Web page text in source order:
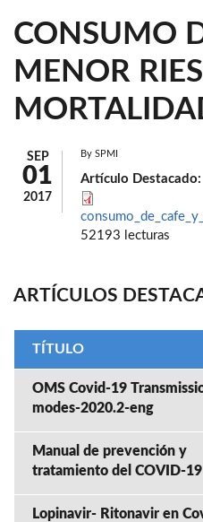
CONSUMO
MENOR
SEP
01
2017
By SPMI
Artículo Destacado:
52193 lecturas
ARTÍCULOS
TÍTULO
OMS Covid-19
modes-2020.2-eng
Manual de prevención y
tratamiento del COVID-19
Lopinavir- Ritonavir en